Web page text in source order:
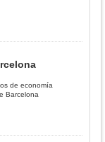
de economía
Barcelona